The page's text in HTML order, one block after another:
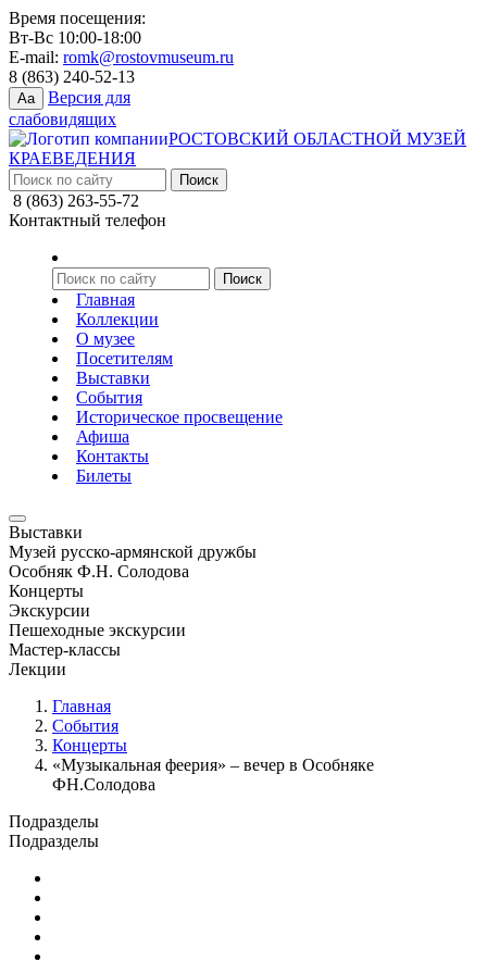
Время посещения:
Вт-Вс 10:00-18:00
E-mail: romk@rostovmuseum.ru
8 (863) 240-52-13
Aa
Версия для
слабовидящих
РОСТОВСКИЙ ОБЛАСТНОЙ МУЗЕЙ
КРАЕВЕДЕНИЯ
8 (863) 263-55-72
Контактный телефон
Главная
Коллекции
О музее
Посетителям
Выставки
События
Историческое просвещение
Афиша
Контакты
Билеты
Выставки
Музей русско-армянской дружбы
Особняк Ф.Н. Солодова
Концерты
Экскурсии
Пешеходные экскурсии
Мастер-классы
Лекции
Главная
События
Концерты
«Музыкальная феерия» – вечер в Особняке
ФН.Солодова
Подразделы
Подразделы